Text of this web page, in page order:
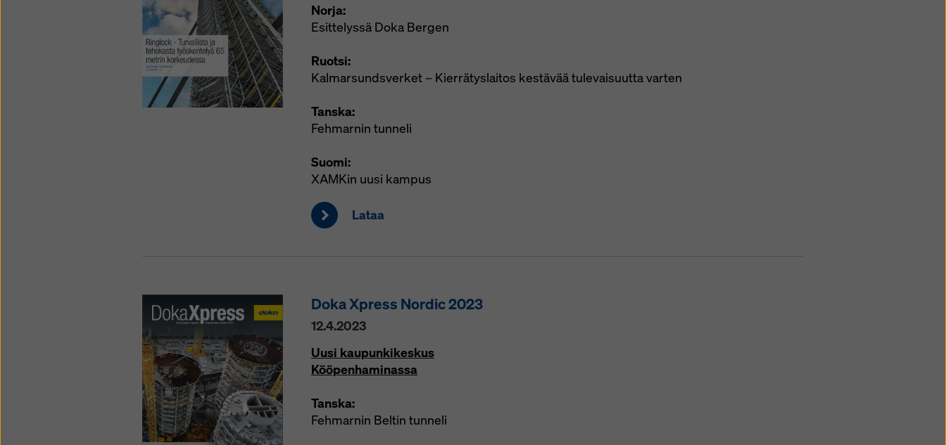
Norja:
Esittelyssä Doka Bergen
Ruotsi:
Kalmarsundsverket – Kierrätyslaitos kestävää tulevaisuutta varten
Tanska:
Fehmarnin tunneli
Suomi:
XAMKin uusi kampus
Lataa
Doka Xpress Nordic 2023
12.4.2023
Uusi kaupunkikeskus
Kööpenhaminassa
Tanska:
Fehmarnin Beltin tunneli